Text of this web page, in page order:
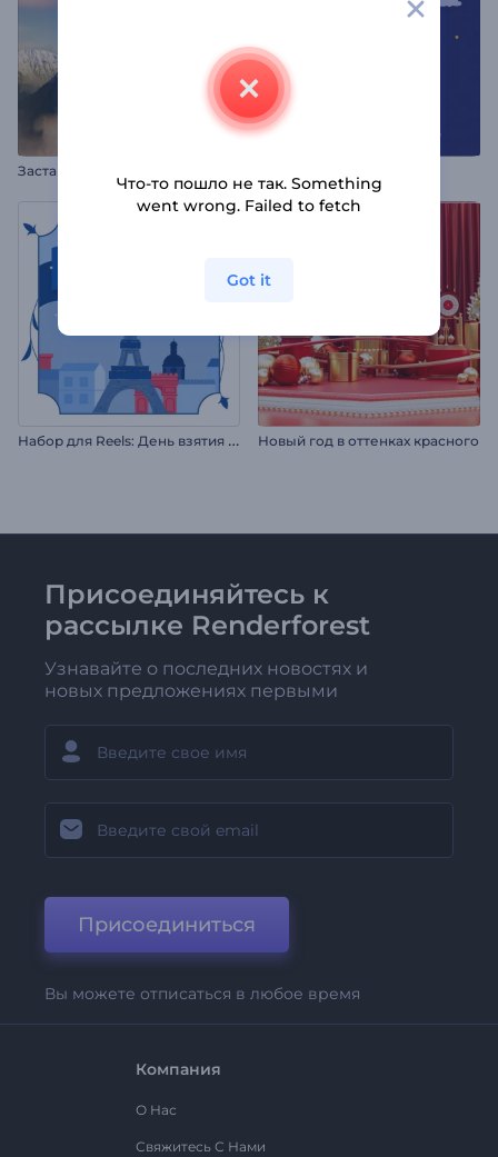
Заставка: Горные вершины
Н
абор для Reels: День взятия Бастилии Новый год в оттенках красного
Присоединяйтесь к
рассылке Renderforest
Узнавайте о последних новостях и
новых предложениях первыми
Присоединиться
Вы можете отписаться в любое время
Компания
О Нас
Свяжитесь С Нами
Что-то пошло не так. Something
went wrong. Failed to fetch
Got it